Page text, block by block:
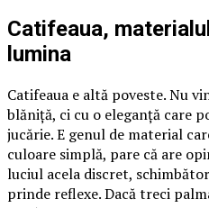
Catifeaua,
lumina
Catifeaua e altă poveste. Nu
blăniță, ci cu o eleganță care
jucărie. E genul de material
culoare simplă, pare că are
luciul acela discret,
prinde reflexe. Dacă treci